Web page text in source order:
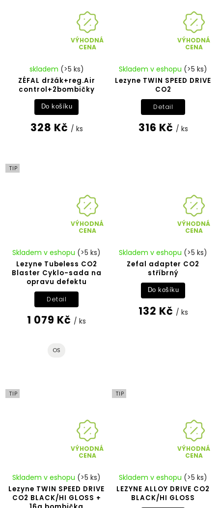
VÝHODNÁ
CENA
ZÉFAL držák+reg.Air
control+2bombičky
skladem (>5 ks)
328 Kč / ks
Do košíku
VÝHODNÁ
CENA
Lezyne TWIN SPEED DRIVE
CO2
Skladem v eshopu (>5 ks)
316 Kč / ks
Detail
TIP
VÝHODNÁ
CENA
Lezyne Tubeless CO2
Blaster Cyklo-sada na
opravu defektu
Skladem v eshopu (>5 ks)
1 079 Kč / ks
Detail
OS
VÝHODNÁ
CENA
Zefal adapter CO2
stříbrný
Skladem v eshopu (>5 ks)
132 Kč / ks
Do košíku
TIP
VÝHODNÁ
CENA
Lezyne TWIN SPEED DRIVE
CO2 BLACK/HI GLOSS +
Skladem v eshopu (>5 ks)
TIP
VÝHODNÁ
CENA
LEZYNE ALLOY DRIVE CO2
BLACK/HI GLOSS
Skladem v eshopu (>5 ks)